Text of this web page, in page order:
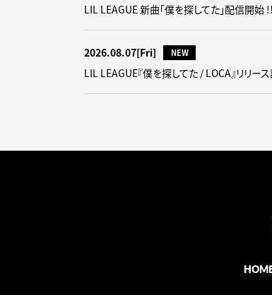
LIL LEAGUE 新曲「僕を探してた」配信開始 !!
2026.08.07[Fri] NEW
LIL LEAGUE『僕を探してた / LOCA』リリー